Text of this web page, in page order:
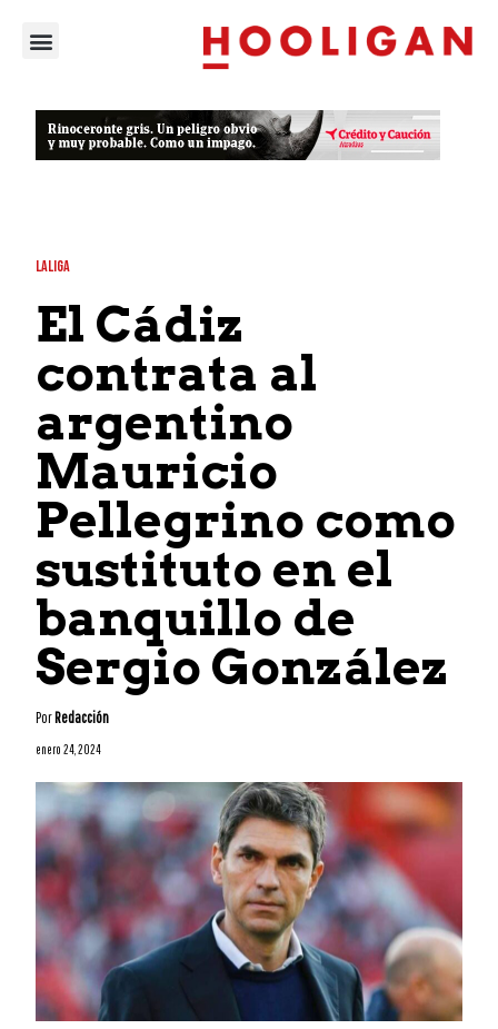
LALIGA
El Cádiz
contrata al
argentino
Mauricio
Pellegrino como
sustituto en el
banquillo de
Sergio González
PorRedacción
enero 24, 2024